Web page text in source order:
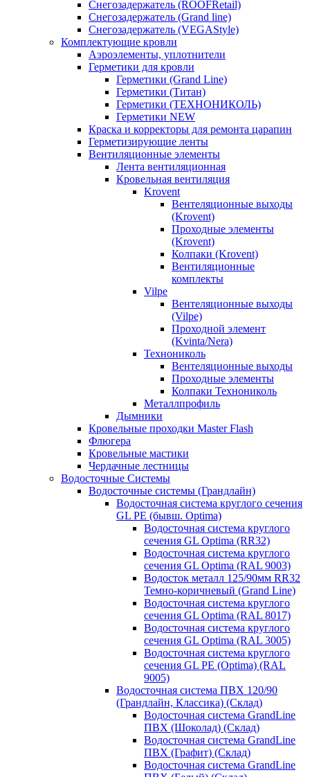
Снегозадержатель (ROOFRetail)
Снегозадержатель (Grand line)
Снегозадержатель (VEGAStyle)
Комплектующие кровли
Аэроэлементы, уплотнители
Герметики для кровли
Герметики (Grand Line)
Герметики (Титан)
Герметики (ТЕХНОНИКОЛЬ)
Герметики NEW
Краска и корректоры для ремонта царапин
Герметизирующие ленты
Вентиляционные элементы
Лента вентиляционная
Кровельная вентиляция
Krovent
Вентеляционные выходы
(Krovent)
Проходные элементы
(Krovent)
Колпаки (Krovent)
Вентиляционные
комплекты
Vilpe
Вентеляционные выходы
(Vilpe)
Проходной элемент
(Kvinta/Nera)
Технониколь
Вентеляционные выходы
Проходные элементы
Колпаки Технониколь
Металлпрофиль
Дымники
Кровельные проходки Master Flash
Флюгера
Кровельные мастики
Чердачные лестницы
Водосточные Системы
Водосточные системы (Грандлайн)
Водосточная система круглого сечения
GL PE (бывш. Optima)
Водосточная система круглого
сечения GL Optima (RR32)
Водосточная система круглого
сечения GL Optima (RAL 9003)
Водосток металл 125/90мм RR32
Темно-коричневый (Grand Line)
Водосточная система круглого
сечения GL Optima (RAL 8017)
Водосточная система круглого
сечения GL Optima (RAL 3005)
Водосточная система круглого
сечения GL PE (Optima) (RAL
9005)
Водосточная система ПВХ 120/90
(Грандлайн, Классика) (Склад)
Водосточная система GrandLine
ПВХ (Шоколад) (Склад)
Водосточная система GrandLine
ПВХ (Графит) (Склад)
Водосточная система GrandLine